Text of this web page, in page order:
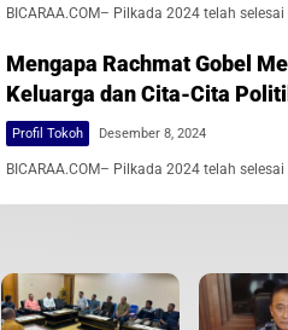
BICARAA.COM– Pilkada 2024 telah
Mengapa Rachmat Gobel
Keluarga dan Cita-Cita
Profil Tokoh Desember 8, 2024
BICARAA.COM– Pilkada 2024 telah